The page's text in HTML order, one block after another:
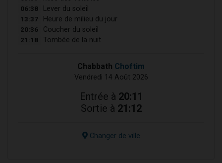
06:38 Lever du soleil
13:37 Heure de milieu du jour
20:36 Coucher du soleil
21:18 Tombée de la nuit
Chabbath Choftim
Vendredi 14 Août 2026
Entrée à 20:11
Sortie à 21:12
Changer de ville